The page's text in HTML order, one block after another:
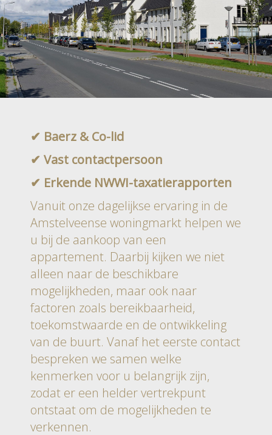
✔ Baerz & Co-lid
✔ Vast contactpersoon
✔ Erkende NWWI-taxatierapporten
Vanuit onze dagelijkse ervaring in de
Amstelveense woningmarkt helpen we
u bij de aankoop van een
appartement. Daarbij kijken we niet
alleen naar de beschikbare
mogelijkheden, maar ook naar
factoren zoals bereikbaarheid,
toekomstwaarde en de ontwikkeling
van de buurt. Vanaf het eerste contact
bespreken we samen welke
kenmerken voor u belangrijk zijn,
zodat er een helder vertrekpunt
ontstaat om de mogelijkheden te
verkennen.